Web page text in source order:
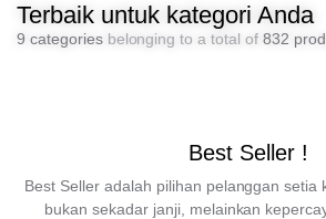
Terbaik untuk kategori Anda
9 categoriesbelonging to a total of 832
Best Seller !
Best Seller adalah pilihan pelanggan setia
bukan sekadar janji, melainkan